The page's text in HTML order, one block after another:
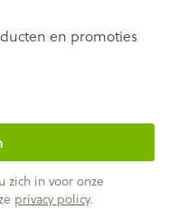
en promoties
zich in voor onze
privacy policy.